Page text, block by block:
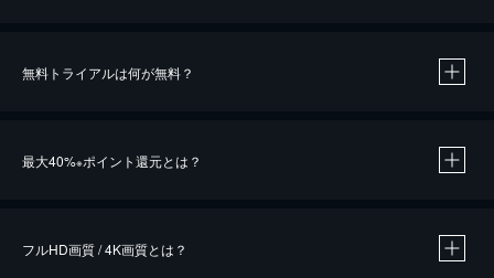
無料トライアルは何が無料？
最大40%※ポイント還元とは？
フルHD画質 / 4K画質とは？